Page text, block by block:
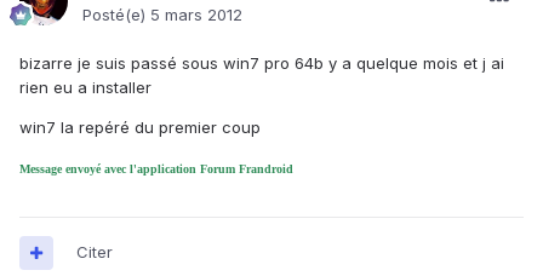
Posté(e) 5 mars 2012
bizarre je suis passé sous win7 pro 64b y a quelque mois et j ai
rien eu a installer
win7 la repéré du premier coup
Message envoyé avec l'application Forum Frandroid
Citer